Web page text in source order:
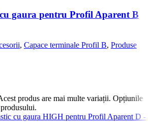
gaura pentru Profil Aparent B
, Capace terminale Profil B, Produse
produs are mai multe variații. Opțiunile